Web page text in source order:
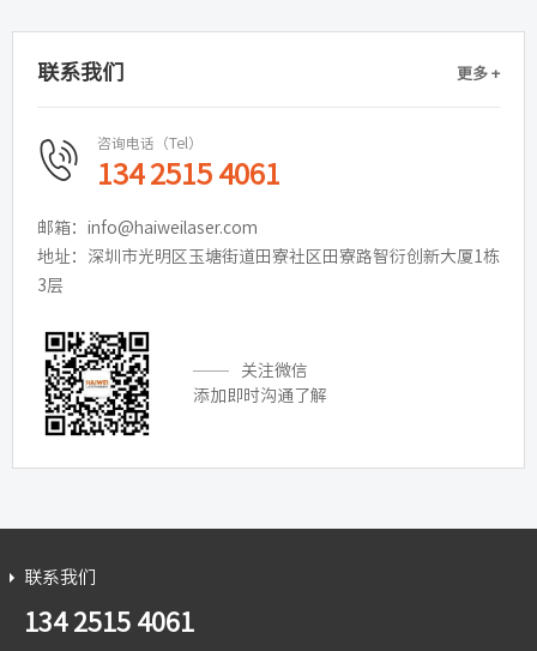
联系我们 更多 +
咨询电话（Tel）
134 2515 4061
邮箱：info@haiweilaser.com
地址：深圳市光明区玉塘街道田寮社区田寮路智衍创新大厦1栋
3层
关注微信
添加即时沟通了解
联系我们
134 2515 4061